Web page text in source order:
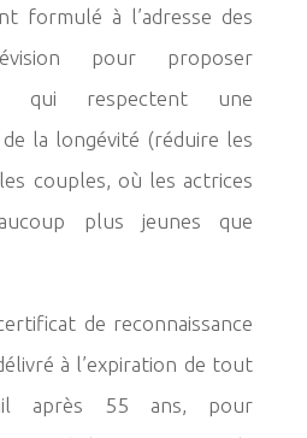
formulé à l’adresse des
pour proposer
qui respectent une
la longévité (réduire les
les couples, où les actrices
plus jeunes que
de reconnaissance
à l’expiration de tout
après 55 ans, pour